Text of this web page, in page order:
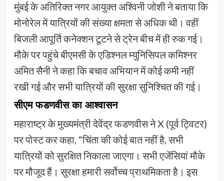
मुंबई के अतिरिक्त नगर आयुक्त अश्विनी जोशी ने बताया कि
मोनोरेल में यात्रियों की संख्या क्षमता से अधिक थी। वहीं
बिजली आपूर्ति कनेक्शन टूटने से ट्रेन बीच में ही रुक गई।
मौके पर पहुंचे बीएमसी के एडिश्नल म्युनिसिपल कमिश्नर
अमित सैनी ने कहा कि बचाव अभियान में कोई कमी नहीं
रखी गई और सभी यात्रियों की सुरक्षा सुनिश्चित की गई।
सीएम फडणवीस का आश्वासन
महाराष्ट्र के मुख्यमंत्री देवेंद्र फडणवीस ने X (पूर्व ट्विटर)
पर पोस्ट कर कहा, “चिंता की कोई बात नहीं है, सभी
यात्रियों को सुरक्षित निकाला जाएगा। सभी एजेंसियां मौके
पर मौजूद हैं। सुरक्षा हमारी सर्वोच्च प्राथमिकता है। इस